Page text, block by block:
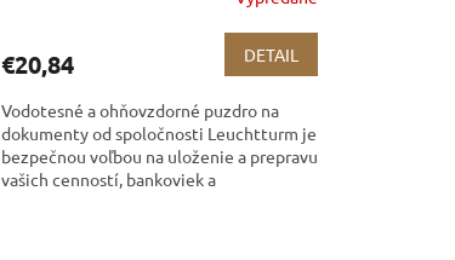
€20,84 DETAIL
Vodotesné a ohňovzdorné puzdro na
dokumenty od spoločnosti Leuchtturm je
bezpečnou voľbou na uloženie a prepravu
vašich cenností, bankoviek a